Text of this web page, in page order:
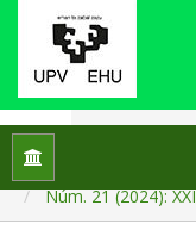
Inicio
Núm. 21 (2024):